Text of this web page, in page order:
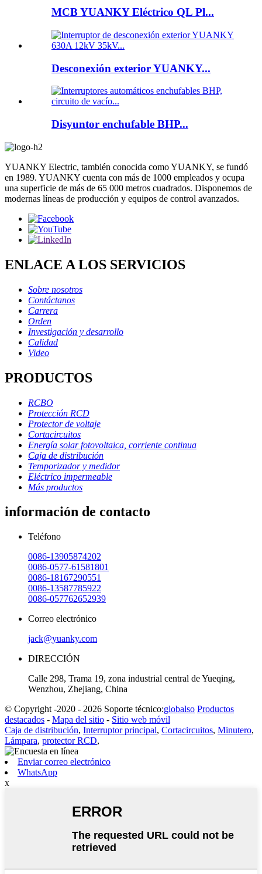
MCB YUANKY Eléctrico QL Pl...
Desconexión exterior YUANKY...
Disyuntor enchufable BHP...
YUANKY Electric, también conocida como YUANKY, se fundó
en 1989. YUANKY cuenta con más de 1000 empleados y ocupa
una superficie de más de 65 000 metros cuadrados. Disponemos de
modernas líneas de producción y equipos de control avanzados.
ENLACE A LOS SERVICIOS
Sobre nosotros
Contáctanos
Carrera
Orden
Investigación y desarrollo
Calidad
Video
PRODUCTOS
RCBO
Protección RCD
Protector de voltaje
Cortacircuitos
Energía solar fotovoltaica, corriente continua
Caja de distribución
Temporizador y medidor
Eléctrico impermeable
Más productos
información de contacto
Teléfono
0086-13905874202
0086-0577-61581801
0086-18167290551
0086-13587785922
0086-057762652939
Correo electrónico
jack@yuanky.com
DIRECCIÓN
Calle 298, Trama 19, zona industrial central de Yueqing,
Wenzhou, Zhejiang, China
© Copyright -2020 - 2026 Soporte técnico:globalso Productos
destacados - Mapa del sitio - Sitio web móvil
Caja de distribución, Interruptor principal, Cortacircuitos, Minutero,
Lámpara, protector RCD,
Enviar correo electrónico
WhatsApp
x